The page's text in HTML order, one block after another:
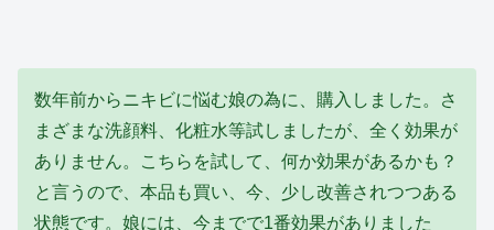
数年前からニキビに悩む娘の為に、購入しました。さ
まざまな洗顔料、化粧水等試しましたが、全く効果が
ありません。こちらを試して、何か効果があるかも？
と言うので、本品も買い、今、少し改善されつつある
状態です。娘には、今までで1番効果がありました